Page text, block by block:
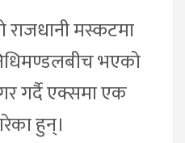
मस्कटमा
भएको
गर्दै एक्समा एक
हुन्।